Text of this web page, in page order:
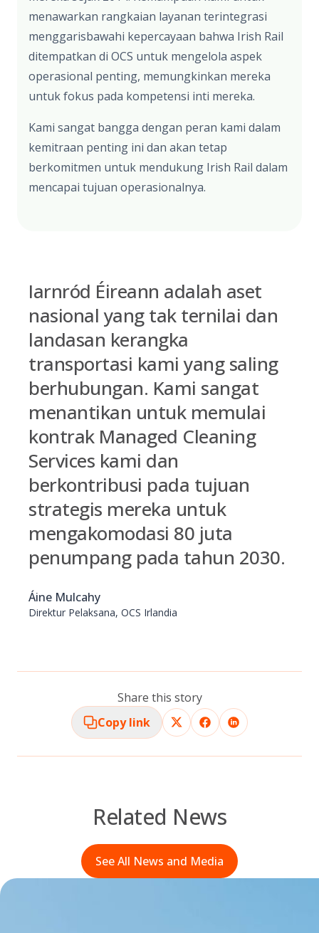
menawarkan rangkaian layanan terintegrasi
menggarisbawahi kepercayaan bahwa Irish Rail
ditempatkan di OCS untuk mengelola aspek
operasional penting, memungkinkan mereka
untuk fokus pada kompetensi inti mereka.
Kami sangat bangga dengan peran kami dalam
kemitraan penting ini dan akan tetap
berkomitmen untuk mendukung Irish Rail dalam
mencapai tujuan operasionalnya.
Iarnród Éireann adalah aset
nasional yang tak ternilai dan
landasan kerangka
transportasi kami yang saling
berhubungan. Kami sangat
menantikan untuk memulai
kontrak Managed Cleaning
Services kami dan
berkontribusi pada tujuan
strategis mereka untuk
mengakomodasi 80 juta
penumpang pada tahun 2030.
Áine Mulcahy
Direktur Pelaksana, OCS Irlandia
Share this story
Copy link
Related News
See All News and Media